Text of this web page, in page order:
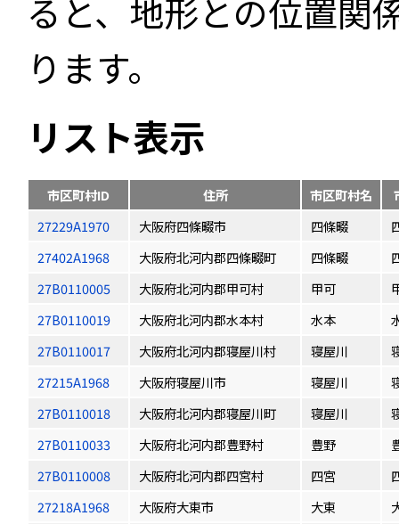
ると、地形との位置関
ります。
リスト表示
市区町村ID 住所 市区町村名
27229A1970
大阪府四條畷市 四條畷
27402A1968
大阪府北河内郡四條畷町 四條畷
27B0110005
大阪府北河内郡甲可村 甲可
27B0110019
大阪府北河内郡水本村 水本
27B0110017
大阪府北河内郡寝屋川村 寝屋川
27215A1968
大阪府寝屋川市 寝屋川
27B0110018
大阪府北河内郡寝屋川町 寝屋川
27B0110033
大阪府北河内郡豊野村 豊野
27B0110008
大阪府北河内郡四宮村 四宮
27218A1968
大阪府大東市 大東